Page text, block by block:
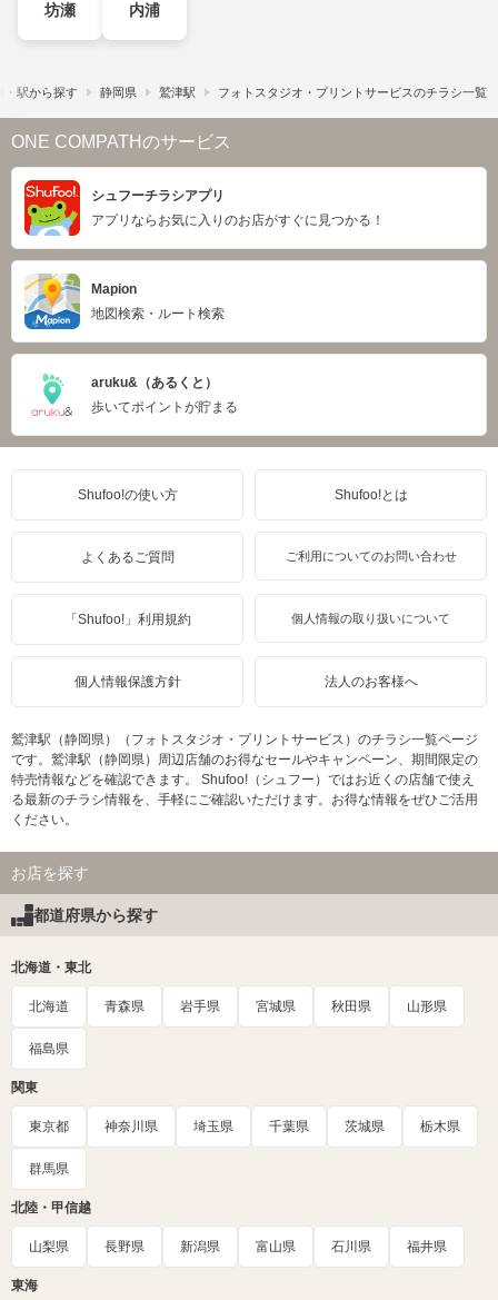
坊瀬 内浦
・駅から探す 静岡県 鷲津駅 フォトスタジオ・プリントサービスのチラシ一覧
ONE COMPATHのサービス
シュフーチラシアプリ
アプリならお気に入りのお店がすぐに見つかる！
Mapion
地図検索・ルート検索
aruku&（あるくと）
歩いてポイントが貯まる
Shufoo!の使い方 Shufoo!とは
よくあるご質問 ご利用についてのお問い合わせ
「Shufoo!」利用規約 個人情報の取り扱いについて
個人情報保護方針 法人のお客様へ
鷲津駅（静岡県）（フォトスタジオ・プリントサービス）のチラシ一覧ページ
です。鷲津駅（静岡県）周辺店舗のお得なセールやキャンペーン、期間限定の
特売情報などを確認できます。 Shufoo!（シュフー）ではお近くの店舗で使え
る最新のチラシ情報を、手軽にご確認いただけます。お得な情報をぜひご活用
ください。
お店を探す
都道府県から探す
北海道・東北
北海道 青森県 岩手県 宮城県 秋田県 山形県
福島県
関東
東京都 神奈川県 埼玉県 千葉県 茨城県 栃木県
群馬県
北陸・甲信越
山梨県 長野県 新潟県 富山県 石川県 福井県
東海